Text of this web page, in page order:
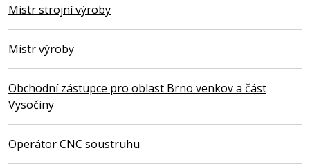
Mistr strojní výroby
Mistr výroby
Obchodní zástupce pro oblast Brno venkov a část
Vysočiny
Operátor CNC soustruhu